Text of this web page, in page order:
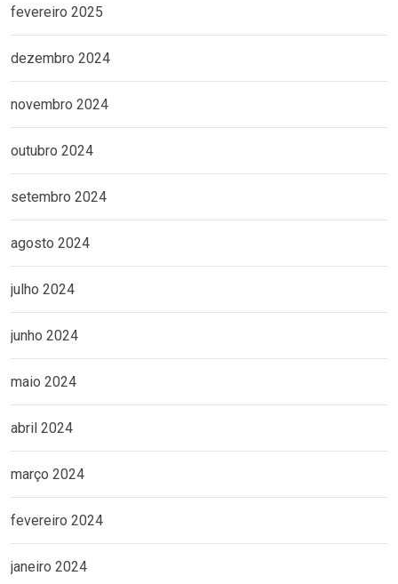
fevereiro 2025
dezembro 2024
novembro 2024
outubro 2024
setembro 2024
agosto 2024
julho 2024
junho 2024
maio 2024
abril 2024
março 2024
fevereiro 2024
janeiro 2024